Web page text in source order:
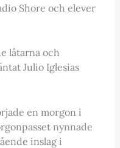
Shore och elever
låtarna och
Julio Iglesias
en morgon i
nynnade
inslag i